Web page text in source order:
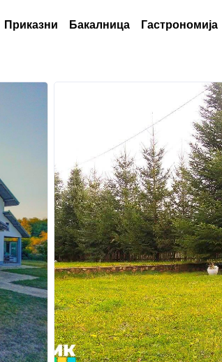
Приказни Бакалница Гастрономија